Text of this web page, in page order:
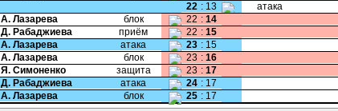
22 : 13 атака
А. Лазарева блок 22 : 14
Д. Рабаджиева приём 22 : 15
А. Лазарева атака 23 : 15
А. Лазарева блок 23 : 16
Я. Симоненко защита 23 : 17
Д. Рабаджиева атака 24 : 17
А. Лазарева блок 25 : 17